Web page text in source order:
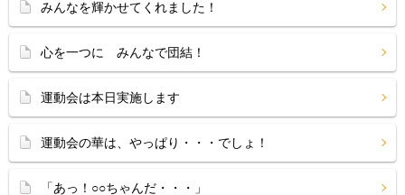
みんなを輝かせてくれました！
心を一つに みんなで団結！
運動会は本日実施します
運動会の華は、やっぱり・・・でしょ！
「あっ！○○ちゃんだ・・・」